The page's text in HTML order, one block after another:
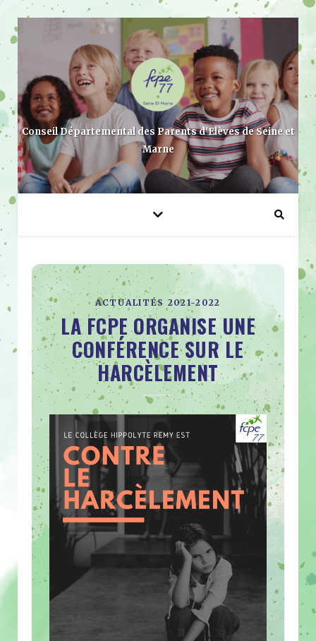
Conseil Départemental des Parents d'Elèves de Seine et
Marne
ACTUALITÉS 2021-2022
LA FCPE ORGANISE UNE
CONFÉRENCE SUR LE
HARCÈLEMENT